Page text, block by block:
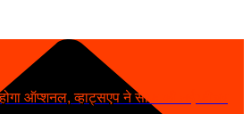
ऑप्शनल, व्हाट्सएप ने साफ की नई फीचर